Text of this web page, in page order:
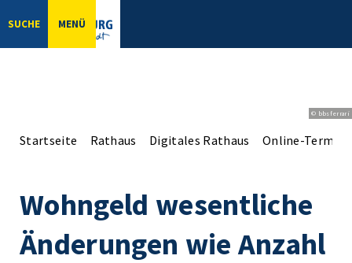
SUCHE MENÜ
© bbsferrari
Startseite Rathaus Digitales Rathaus Online-
Wohngeld wesentliche
Änderungen wie Anzahl